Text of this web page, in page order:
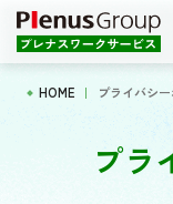
HOME プライバシ
プラ